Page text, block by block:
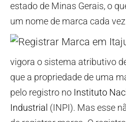
estado de Minas Gerais, o
um nome de marca cada
vigora o sistema atributivo
que a propriedade de uma
pelo registro no Instituto
Industrial (INPI). Mas esse